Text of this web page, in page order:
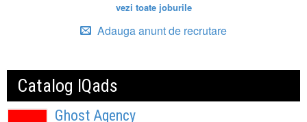
vezi toate joburile
Adauga anunt de recrutare
Catalog IQads
Ghost Agency